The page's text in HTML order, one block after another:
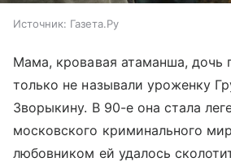
Источник: Газета.Ру
Мама, кровавая атаманша, дочь
только не называли уроженку
Зворыкину. В 90-е она стала
московского криминального
любовником ей удалось